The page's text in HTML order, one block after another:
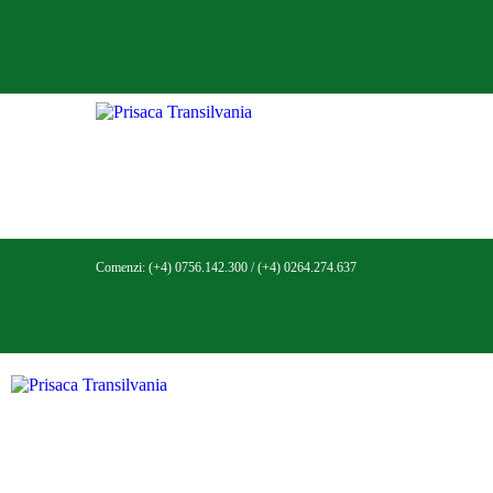
Comenzi: (+4) 0756.142.300 /(+4) 0264.274.637